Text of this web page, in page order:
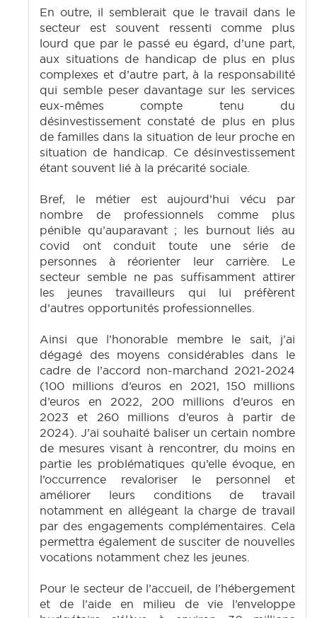
En outre, il semblerait que le travail dans le
secteur est souvent ressenti comme plus
lourd que par le passé eu égard, d’une part,
aux situations de handicap de plus en plus
complexes et d’autre part, à la responsabilité
qui semble peser davantage sur les services
eux-mêmes compte tenu du
désinvestissement constaté de plus en plus
de familles dans la situation de leur proche en
situation de handicap. Ce désinvestissement
étant souvent lié à la précarité sociale.
Bref, le métier est aujourd’hui vécu par
nombre de professionnels comme plus
pénible qu’auparavant ; les burnout liés au
covid ont conduit toute une série de
personnes à réorienter leur carrière. Le
secteur semble ne pas suffisamment attirer
les jeunes travailleurs qui lui préfèrent
d’autres opportunités professionnelles.
Ainsi que l’honorable membre le sait, j’ai
dégagé des moyens considérables dans le
cadre de l’accord non-marchand 2021-2024
(100 millions d’euros en 2021, 150 millions
d’euros en 2022, 200 millions d’euros en
2023 et 260 millions d’euros à partir de
2024). J’ai souhaité baliser un certain nombre
de mesures visant à rencontrer, du moins en
partie les problématiques qu’elle évoque, en
l’occurrence revaloriser le personnel et
améliorer leurs conditions de travail
notamment en allégeant la charge de travail
par des engagements complémentaires. Cela
permettra également de susciter de nouvelles
vocations notamment chez les jeunes.
Pour le secteur de l’accueil, de l’hébergement
et de l’aide en milieu de vie l’enveloppe